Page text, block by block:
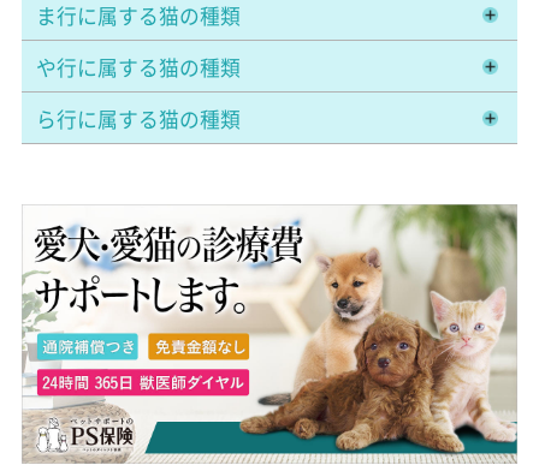
ま行に属する猫の種類
や行に属する猫の種類
ら行に属する猫の種類